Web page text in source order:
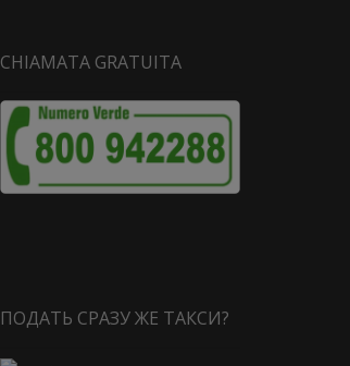
CHIAMATA GRATUITA
ПОДАТЬ СРАЗУ ЖЕ ТАКСИ?